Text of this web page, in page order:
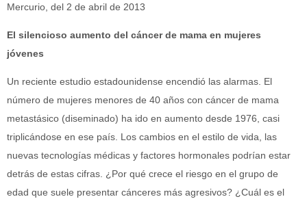
Mercurio, del 2 de abril de 2013
El silencioso aumento del cáncer de mama en mujeres
jóvenes
Un reciente estudio estadounidense encendió las alarmas. El
número de mujeres menores de 40 años con cáncer de mama
metastásico (diseminado) ha ido en aumento desde 1976, casi
triplicándose en ese país. Los cambios en el estilo de vida, las
nuevas tecnologías médicas y factores hormonales podrían estar
detrás de estas cifras. ¿Por qué crece el riesgo en el grupo de
edad que suele presentar cánceres más agresivos? ¿Cuál es el